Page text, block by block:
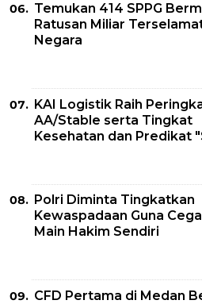
Temukan 414 SPPG
Ratusan Miliar
Negara
KAI Logistik Raih
AA/Stable serta Tingkat
Kesehatan dan Predikat
Polri Diminta Tingkatkan
Kewaspadaan Guna
Main Hakim Sendiri
CFD Pertama di Medan